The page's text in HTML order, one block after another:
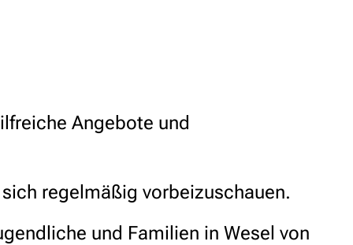
Angebote und
regelmäßig vorbeizuschauen.
und Familien in Wesel von